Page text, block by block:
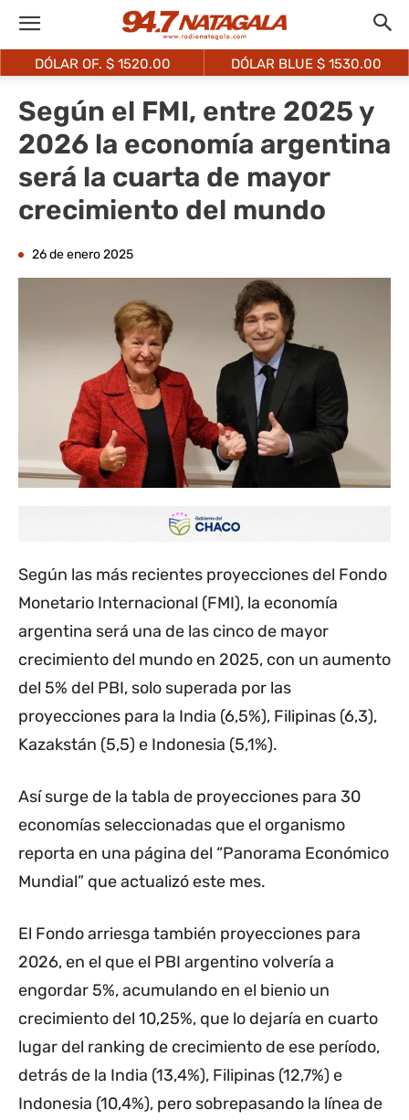
DÓLAR OF. $ 1520.00 DÓLAR BLUE $ 1530.00
Según el FMI, entre 2025 y
2026 la economía argentina
será la cuarta de mayor
crecimiento del mundo
26 de enero 2025
Según las más recientes proyecciones del Fondo
Monetario Internacional (FMI), la economía
argentina será una de las cinco de mayor
crecimiento del mundo en 2025, con un aumento
del 5% del PBI, solo superada por las
proyecciones para la India (6,5%), Filipinas (6,3),
Kazakstán (5,5) e Indonesia (5,1%).
Así surge de la tabla de proyecciones para 30
economías seleccionadas que el organismo
reporta en una página del “Panorama Económico
Mundial” que actualizó este mes.
El Fondo arriesga también proyecciones para
2026, en el que el PBI argentino volvería a
engordar 5%, acumulando en el bienio un
crecimiento del 10,25%, que lo dejaría en cuarto
lugar del ranking de crecimiento de ese período,
detrás de la India (13,4%), Filipinas (12,7%) e
Indonesia (10,4%), pero sobrepasando la línea de